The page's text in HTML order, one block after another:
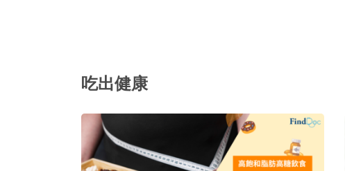
吃出健康